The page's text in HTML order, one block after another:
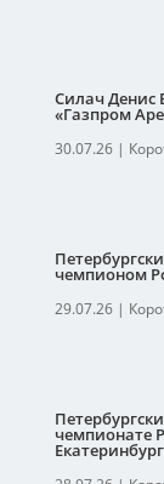
Силач Денис
«Газпром
30.07.26|
чемпионом
29.07.26|
чемпионате